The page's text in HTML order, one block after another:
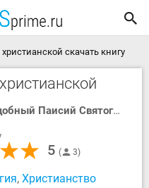
скачать книгу
преподобный Паисий Святогорец
5 3
, Христианство